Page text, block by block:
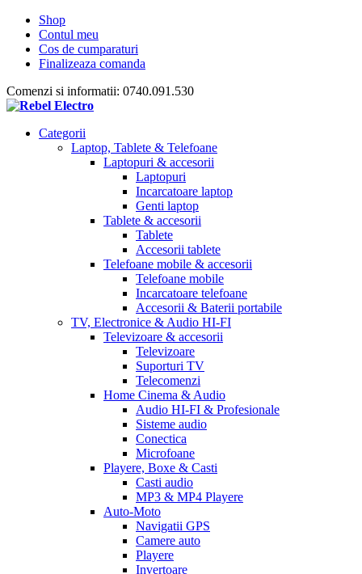
Shop
Contul meu
Cos de cumparaturi
Finalizeaza comanda
Comenzi si informatii: 0740.091.530
Categorii
Laptop, Tablete & Telefoane
Laptopuri & accesorii
Laptopuri
Incarcatoare laptop
Genti laptop
Tablete & accesorii
Tablete
Accesorii tablete
Telefoane mobile & accesorii
Telefoane mobile
Incarcatoare telefoane
Accesorii & Baterii portabile
TV, Electronice & Audio HI-FI
Televizoare & accesorii
Televizoare
Suporturi TV
Telecomenzi
Home Cinema & Audio
Audio HI-FI & Profesionale
Sisteme audio
Conectica
Microfoane
Playere, Boxe & Casti
Casti audio
MP3 & MP4 Playere
Auto-Moto
Navigatii GPS
Camere auto
Playere
Invertoare